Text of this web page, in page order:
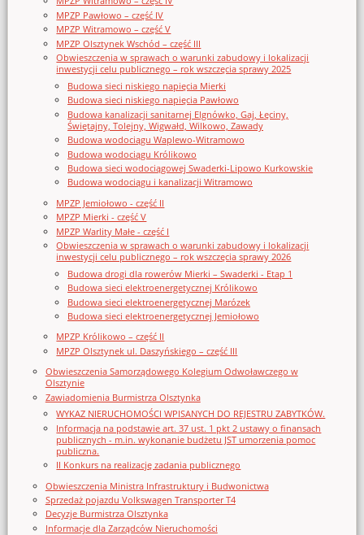
MPZP Pawłowo – część IV
MPZP Witramowo – część V
MPZP Olsztynek Wschód – część III
Obwieszczenia w sprawach o warunki zabudowy i lokalizacji
inwestycji celu publicznego – rok wszczęcia sprawy 2025
Budowa sieci niskiego napięcia Mierki
Budowa sieci niskiego napięcia Pawłowo
Budowa kanalizacji sanitarnej Elgnówko, Gaj, Łęciny,
Świętajny, Tolejny, Wigwałd, Wilkowo, Zawady
Budowa wodociągu Waplewo-Witramowo
Budowa wodociągu Królikowo
Budowa sieci wodociągowej Swaderki-Lipowo Kurkowskie
Budowa wodociągu i kanalizacji Witramowo
MPZP Jemiołowo - część II
MPZP Mierki - część V
MPZP Warlity Małe - część I
Obwieszczenia w sprawach o warunki zabudowy i lokalizacji
inwestycji celu publicznego – rok wszczęcia sprawy 2026
Budowa drogi dla rowerów Mierki – Swaderki - Etap 1
Budowa sieci elektroenergetycznej Królikowo
Budowa sieci elektroenergetycznej Marózek
Budowa sieci elektroenergetycznej Jemiołowo
MPZP Królikowo – część II
MPZP Olsztynek ul. Daszyńskiego – część III
Obwieszczenia Samorządowego Kolegium Odwoławczego w
Olsztynie
Zawiadomienia Burmistrza Olsztynka
WYKAZ NIERUCHOMOŚCI WPISANYCH DO REJESTRU ZABYTKÓW.
Informacja na podstawie art. 37 ust. 1 pkt 2 ustawy o finansach
publicznych - m.in. wykonanie budżetu JST umorzenia pomoc
publiczna.
II Konkurs na realizację zadania publicznego
Obwieszczenia Ministra Infrastruktury i Budwonictwa
Sprzedaż pojazdu Volkswagen Transporter T4
Decyzje Burmistrza Olsztynka
Informacje dla Zarządców Nieruchomości